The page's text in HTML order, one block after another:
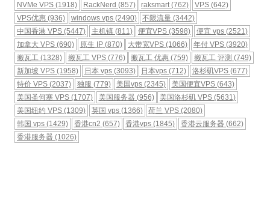
NVMe VPS (1918) RackNerd (857) raksmart(762) VPS(642)
VPS优惠 (936) windows vps(2490) 不限流量 (3442)
中国香港 VPS (5447) 主机镇(811) 便宜VPS (3598) 便宜 vps(2521)
加拿大 VPS (690) 原生 IP(870) 大带宽VPS (1066) 年付 VPS(3920)
搬瓦工 (1328) 搬瓦工 VPS(776) 搬瓦工 优惠 (759) 搬瓦工 评测 (749)
新加坡 VPS (1958) 日本 vps(3093) 日本vps (712) 洛杉矶VPS(677)
特价 VPS (2037) 独服 (779) 美国vps (2345) 美国便宜VPS(643)
美国圣何塞 VPS (1707) 美国服务器 (956) 美国洛杉矶 VPS (5631)
美国纽约 VPS (1309) 英国 vps(1366) 荷兰 VPS (2080)
韩国 vps (1429) 香港cn2 (657) 香港vps (1845) 香港云服务器 (662)
香港服务器 (1026)